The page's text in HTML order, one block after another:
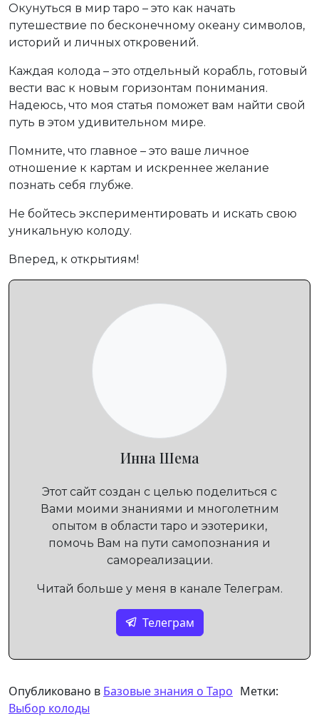
Окунуться в мир таро – это как начать
путешествие по бесконечному океану символов,
историй и личных откровений.
Каждая колода – это отдельный корабль, готовый
вести вас к новым горизонтам понимания.
Надеюсь, что моя статья поможет вам найти свой
путь в этом удивительном мире.
Помните, что главное – это ваше личное
отношение к картам и искреннее желание
познать себя глубже.
Не бойтесь экспериментировать и искать свою
уникальную колоду.
Вперед, к открытиям!
Инна Шема
Этот сайт создан с целью поделиться с
Вами моими знаниями и многолетним
опытом в области таро и эзотерики,
помочь Вам на пути самопознания и
самореализации.
Читай больше у меня в канале Телеграм.
Телеграм
Опубликовано в Базовые знания о Таро Метки:
Выбор колоды